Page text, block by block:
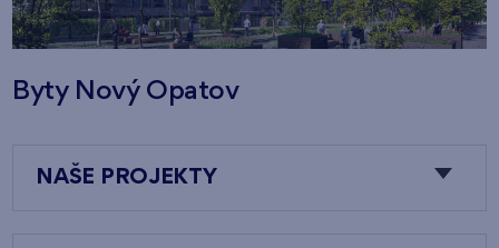
Byty Nový Opatov
NAŠE PROJEKTY